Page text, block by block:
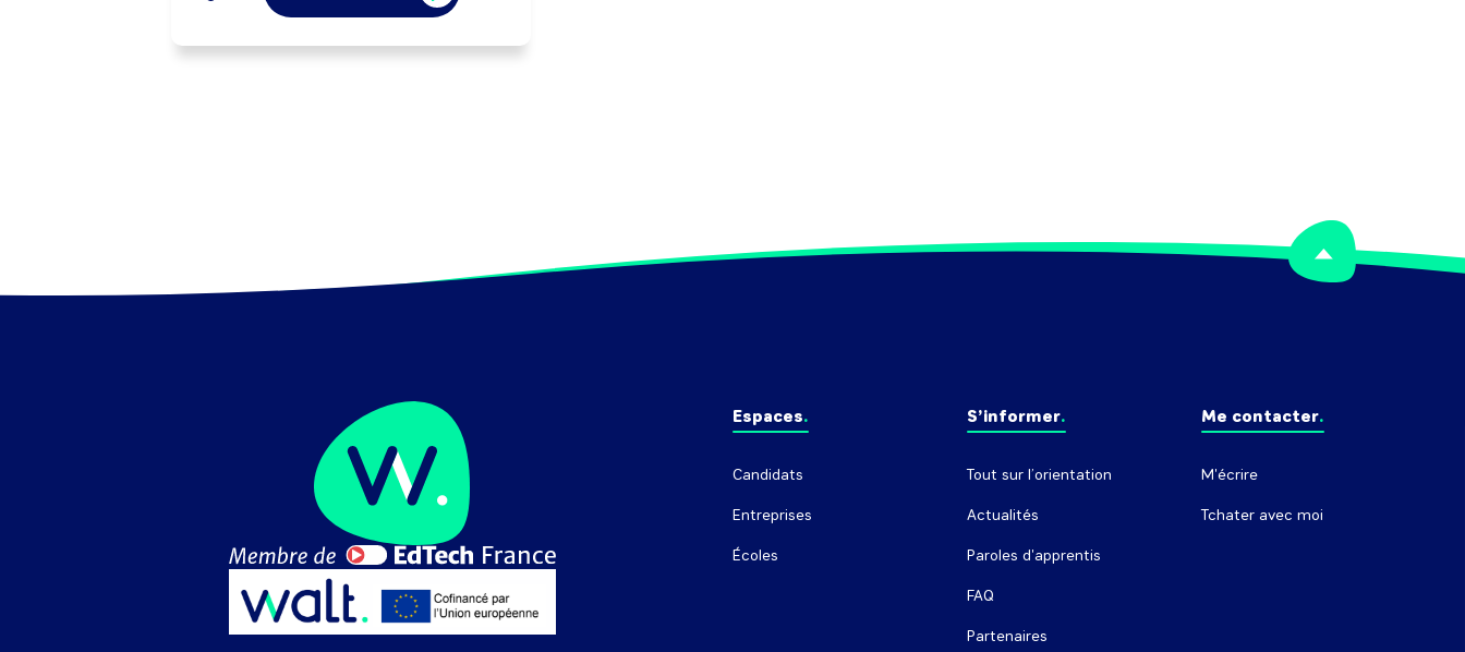
Espaces
Candidats
Entreprises
Écoles
S’informer
Tout sur l’orientation
Actualités
Paroles d'apprentis
FAQ
Partenaires
Me contacter
M'écrire
Tchater avec moi